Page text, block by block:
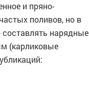
и пряно-
поливов, но в
нарядные
(карликовые